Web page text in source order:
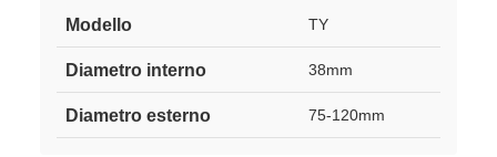
Modello TY
Diametro interno 38mm
Diametro esterno 75-120mm